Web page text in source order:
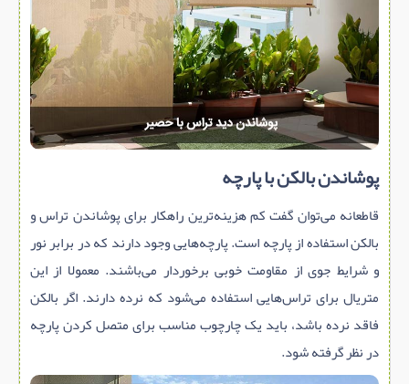
پوشاندن بالکن با پارچه
قاطعانه می‌توان گفت کم هزینه‌ترین راهکار برای پوشاندن تراس و
بالکن استفاده از پارچه است. پارچه‌هایی وجود دارند که در برابر نور
و شرایط جوی از مقاومت خوبی برخوردار می‌باشند. معمولا از این
متریال برای تراس‌هایی استفاده می‌شود که نرده دارند. اگر بالکن
فاقد نرده باشد، باید یک چارچوب مناسب برای متصل کردن پارچه
در نظر گرفته شود.